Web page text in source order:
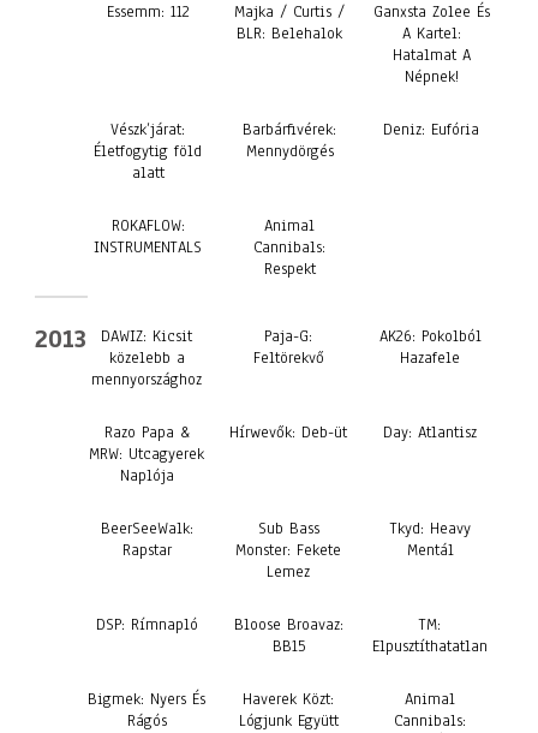
Essemm: 112
Majka / Curtis /
BLR: Belehalok
Ganxsta Zolee És
A Kartel:
Hatalmat A
Népnek!
Vészk’járat:
Életfogytig föld
alatt
Barbárfivérek:
Mennydörgés
Deniz: Eufória
ROKAFLOW:
INSTRUMENTALS
Animal
Cannibals:
Respekt
2013
DAWIZ: Kicsit
közelebb a
mennyországhoz
Paja-G:
Feltörekvő
AK26: Pokolból
Hazafele
Razo Papa &
MRW: Utcagyerek
Naplója
Hírwevők: Deb​-​üt Day: Atlantisz
BeerSeeWalk:
Rapstar
Sub Bass
Monster: Fekete
Lemez
Tkyd: Heavy
Mentál
DSP: Rímnapló
Bloose Broavaz:
BB15
TM:
Elpusztíthatatlan
Bigmek: Nyers És
Rágós
Haverek Közt:
Lógjunk Együtt
Animal
Cannibals: